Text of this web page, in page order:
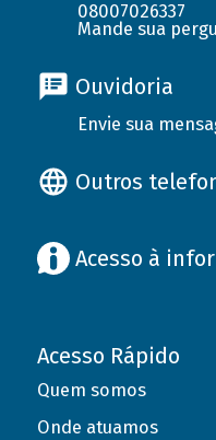
08007026337
Mande sua
Ouvidoria
Envie sua
Outros
Acesso à
Acesso Rápido
Quem somos
Onde atuamos